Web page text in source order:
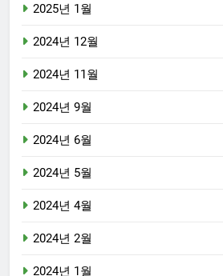
2025년 1월
2024년 12월
2024년 11월
2024년 9월
2024년 6월
2024년 5월
2024년 4월
2024년 2월
2024년 1월